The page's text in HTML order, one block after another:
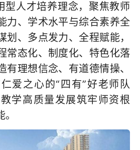
型人才培养理念，聚焦教师
力、学术水平与综合素养全
划、多点发力、全程赋能，
常态化、制度化、特色化落
有理想信念、有道德情操、
爱之心的“四有”好老师队
学高质量发展筑牢师资根